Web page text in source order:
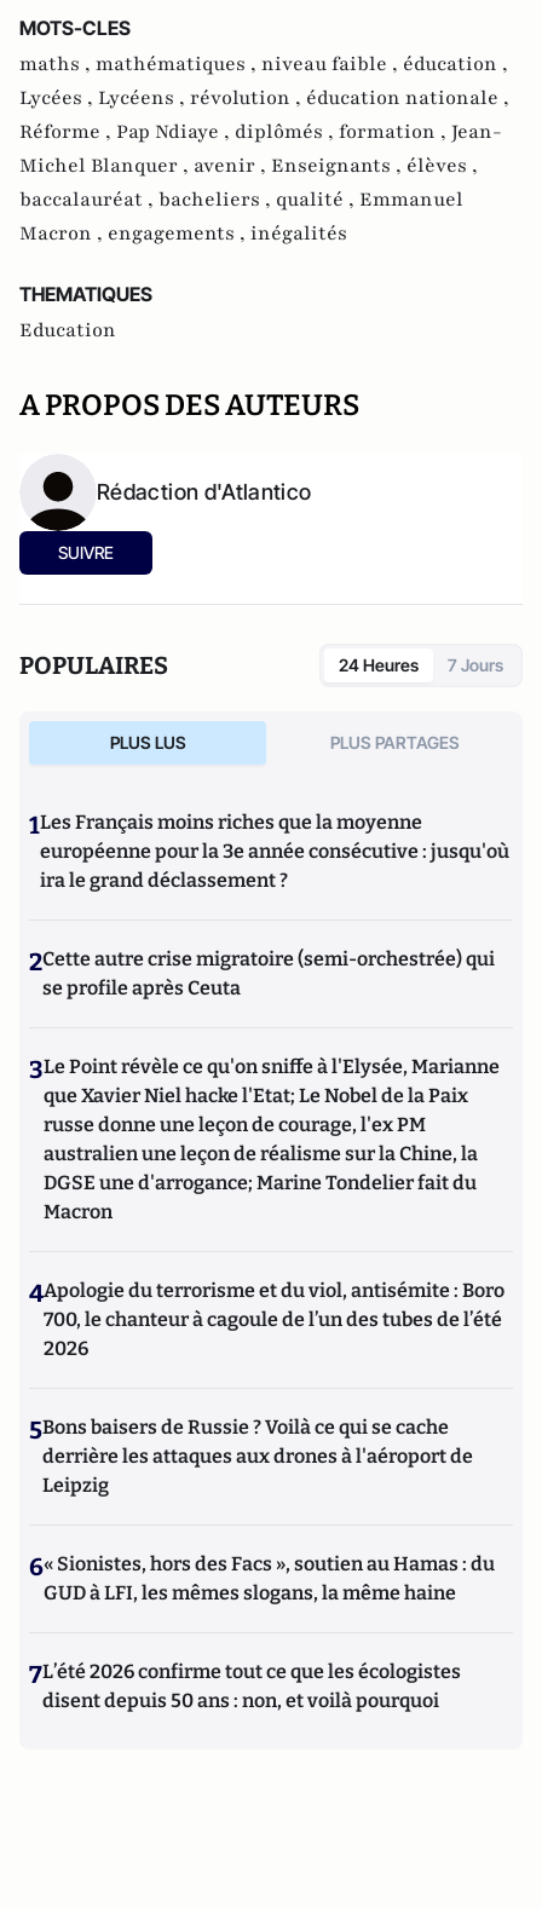
MOTS-CLES
maths , mathématiques , niveau faible , éducation ,
Lycées , Lycéens , révolution , éducation nationale ,
Réforme , Pap Ndiaye , diplômés , formation , Jean-
Michel Blanquer , avenir , Enseignants , élèves ,
baccalauréat , bacheliers , qualité , Emmanuel
Macron , engagements , inégalités
THEMATIQUES
Education
A PROPOS DES AUTEURS
Rédaction d'Atlantico
SUIVRE
POPULAIRES 24 Heures 7 Jours
PLUS LUS PLUS PARTAGES
1Les Français moins riches que la moyenne
européenne pour la 3e année consécutive : jusqu'où
ira le grand déclassement ?
2Cette autre crise migratoire (semi-orchestrée) qui
se profile après Ceuta
3Le Point révèle ce qu'on sniffe à l'Elysée, Marianne
que Xavier Niel hacke l'Etat; Le Nobel de la Paix
russe donne une leçon de courage, l'ex PM
australien une leçon de réalisme sur la Chine, la
DGSE une d'arrogance; Marine Tondelier fait du
Macron
4Apologie du terrorisme et du viol, antisémite : Boro
700, le chanteur à cagoule de l’un des tubes de l’été
2026
5Bons baisers de Russie ? Voilà ce qui se cache
derrière les attaques aux drones à l'aéroport de
Leipzig
6« Sionistes, hors des Facs », soutien au Hamas : du
GUD à LFI, les mêmes slogans, la même haine
7L’été 2026 confirme tout ce que les écologistes
disent depuis 50 ans : non, et voilà pourquoi